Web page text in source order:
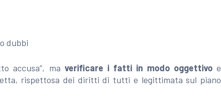
dubbi
accusa”, ma verificare i fatti in modo oggettivoe
rispettosa dei diritti di tutti e legittimata sul piano